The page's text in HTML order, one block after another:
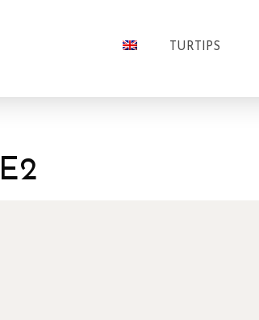
TURTIPS